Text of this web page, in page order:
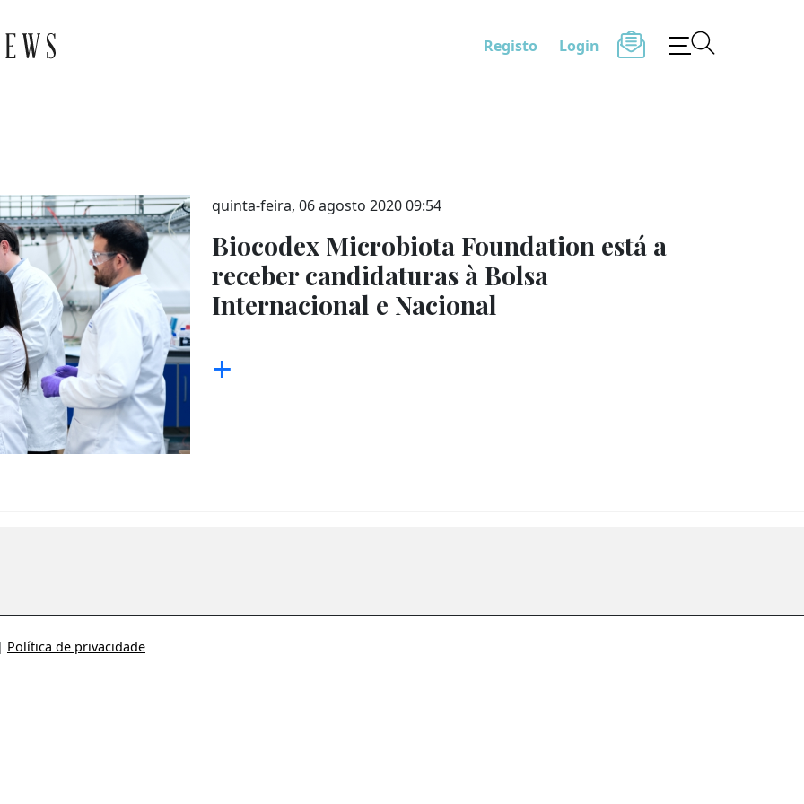
Registo Login
quinta-feira, 06 agosto 2020 09:54
Biocodex Microbiota Foundation está a
receber candidaturas à Bolsa
Internacional e Nacional
+
| Política de privacidade